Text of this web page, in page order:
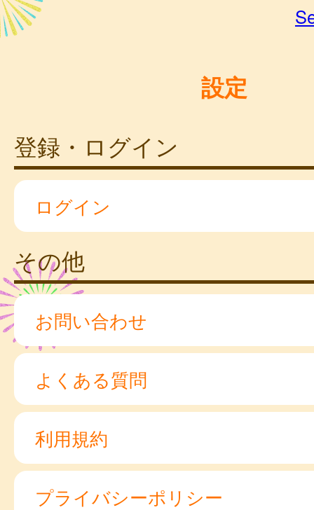
設定
登録・ログイン
ログイン
その他
お問い合わせ
よくある質問
利用規約
プライバシーポリシー